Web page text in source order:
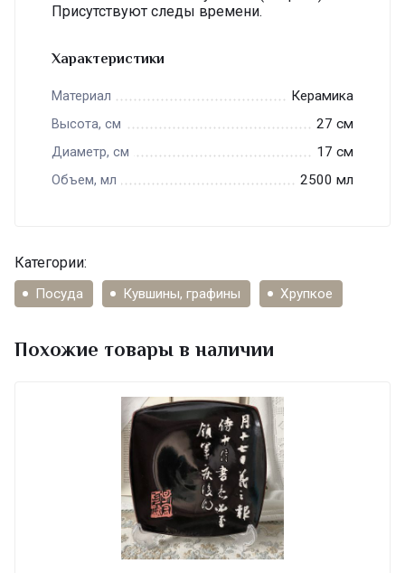
Присутствуют следы времени.
Характеристики
Материал Керамика
Высота, см 27 см
Диаметр, см 17 см
Объем, мл 2500 мл
Категории:
Посуда Кувшины, графины Хрупкое
Похожие товары в наличии